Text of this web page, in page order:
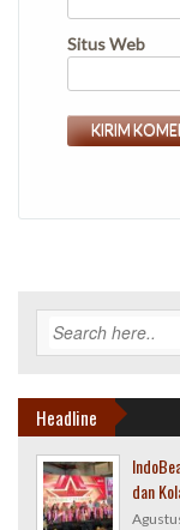
Situs Web
Headline
dan